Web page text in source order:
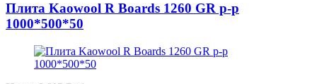
Плита Kaowool R Boards 1260 GR p-p
1000*500*50